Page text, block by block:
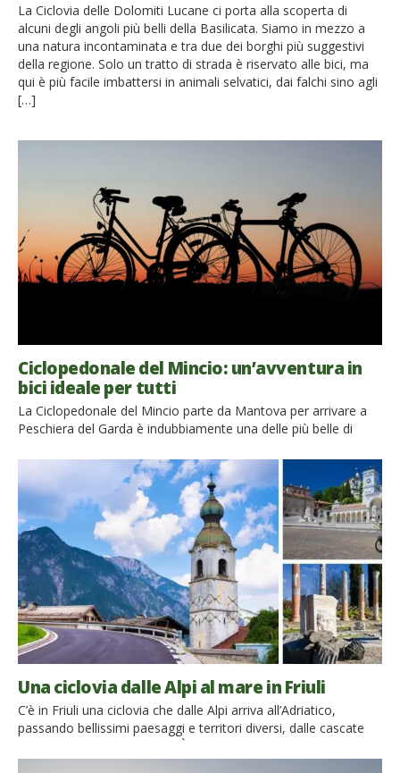
La Ciclovia delle Dolomiti Lucane ci porta alla scoperta di
alcuni degli angoli più belli della Basilicata. Siamo in mezzo a
una natura incontaminata e tra due dei borghi più suggestivi
della regione. Solo un tratto di strada è riservato alle bici, ma
qui è più facile imbattersi in animali selvatici, dai falchi sino agli
[…]
Ciclopedonale del Mincio: un’avventura in
bici ideale per tutti
La Ciclopedonale del Mincio parte da Mantova per arrivare a
Peschiera del Garda è indubbiamente una delle più belle di
famiglie con bambini, in quanto ha un dislivello non troppo
rilevante La pista corre per quasi tutto il percorso lungo il
fiume Mincio […]
Una ciclovia dalle Alpi al mare in Friuli
C’è in Friuli una ciclovia che dalle Alpi arriva all’Adriatico,
passando bellissimi paesaggi e territori diversi, dalle cascate
alle dolci colline moreniche. È la ciclovia Alpe Adria Si parte da
Tarvisio e si arriva a Grado e, pedalando, si gode ogni metro,